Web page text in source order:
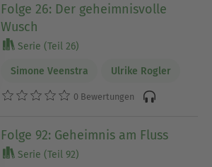
Folge 26: Der geheimnisvolle
Wusch
Serie (Teil 26)
Simone Veenstra Ulrike Rogler
0 Bewertungen
Folge 92: Geheimnis am Fluss
Serie (Teil 92)